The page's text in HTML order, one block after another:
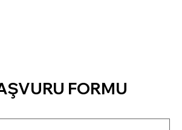
FORMU